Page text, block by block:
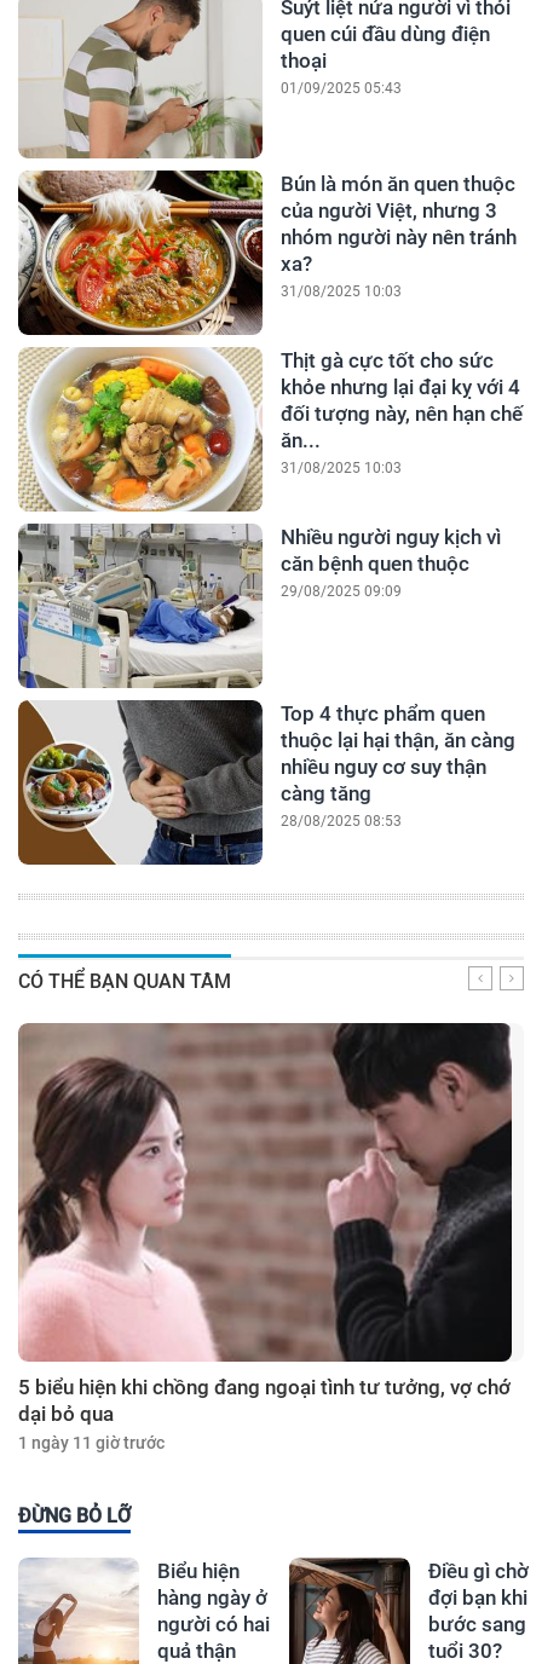
Suýt liệt nửa người vì thói
quen cúi đầu dùng điện
thoại
01/09/2025 05:43
Bún là món ăn quen thuộc
của người Việt, nhưng 3
nhóm người này nên tránh
xa?
31/08/2025 10:03
Thịt gà cực tốt cho sức
khỏe nhưng lại đại kỵ với 4
đối tượng này, nên hạn chế
ăn...
31/08/2025 10:03
Nhiều người nguy kịch vì
căn bệnh quen thuộc
29/08/2025 09:09
Top 4 thực phẩm quen
thuộc lại hại thận, ăn càng
nhiều nguy cơ suy thận
càng tăng
28/08/2025 08:53
CÓ THỂ BẠN QUAN TÂM
5 biểu hiện khi chồng đang ngoại tình tư tưởng, vợ chớ
dại bỏ qua
1 ngày 11 giờ trước
ĐỪNG BỎ LỠ
Biểu hiện
hàng ngày ở
người có hai
quả thận
Điều gì chờ
đợi bạn khi
bước sang
tuổi 30?